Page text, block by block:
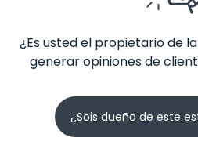
¿Es usted el propietario de
generar opiniones de
¿Sois dueño de este